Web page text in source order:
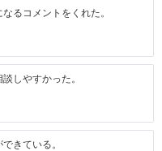
るコメントをくれた。
しやすかった。
きている。